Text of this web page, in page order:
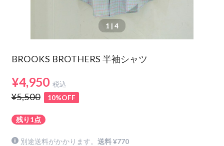
1 | 4
BROOKS BROTHERS 半袖シャツ
¥4,950 税込
¥5,500 10%OFF
残り1点
別途送料がかかります。送料 ¥770